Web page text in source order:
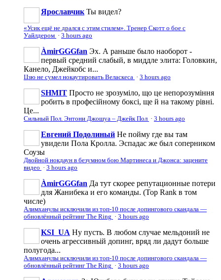
Ярославчик Ты видел?
«Усик ещё не дрался с этим стилем». Тренер Скотт о бое с
Уайлдером · 3 hours ago
ÀmirGGGfan Эх. А раньше было наоборот -
первый средний слабый, в миддле элита: Головкин,
Канело, Джейкобс и...
Цзю не сумел нокаутировать Веласкеса · 3 hours ago
SHMIT Просто не зрозуміло, що це непорозуміння
робить в професійному боксі, ще й на такому рівні.
Це...
Сильный Пол. Энтони Джошуа – Джейк Пол · 3 hours ago
Евгений Подолиный Не пойму где вы там
увидели Пола Кролла. Эспадас же был соперником
Соузы
Двойной нокдаун в безумном бою Мартинеса и Джонса: зацените
видео · 3 hours ago
ÀmirGGGfan Да тут скорее репутационные потери
для Жанибека и его команды. (Top Rank в том
числе)
Алимханулы исключили из топ-10 после допингового скандала —
обновлённый рейтинг The Ring · 3 hours ago
KSI_UA Ну пусть. В любом случае мельдоний не
очень агрессивньій допинг, вряд ли дадут больше
полугода...
Алимханулы исключили из топ-10 после допингового скандала —
обновлённый рейтинг The Ring · 3 hours ago